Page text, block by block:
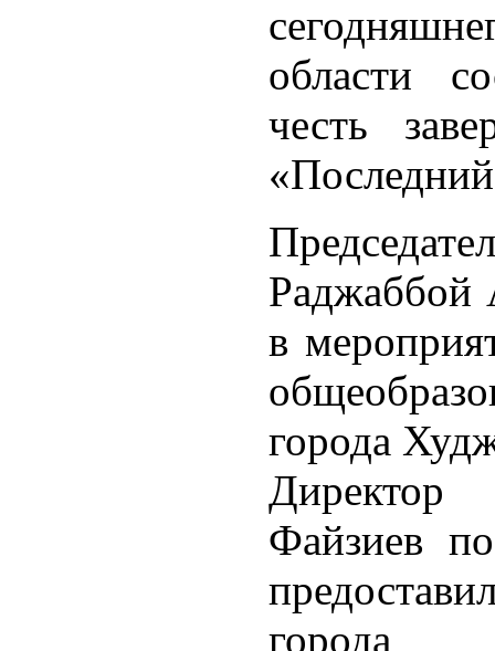
области
честь
Раджаббой
в
города
Файзиев
города